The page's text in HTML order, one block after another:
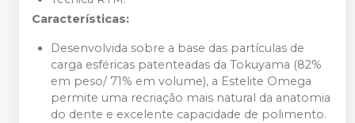
Características:
Desenvolvida sobre a base das partículas de
carga esféricas patenteadas da Tokuyama (82%
em peso/ 71% em volume), a Estelite Omega
permite uma recriação mais natural da anatomia
do dente e excelente capacidade de polimento.